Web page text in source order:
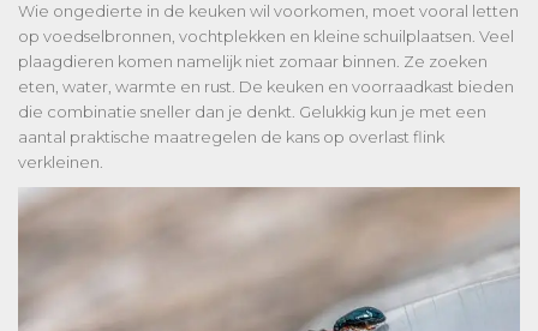
Wie ongedierte in de keuken wil voorkomen, moet vooral letten
op voedselbronnen, vochtplekken en kleine schuilplaatsen. Veel
plaagdieren komen namelijk niet zomaar binnen. Ze zoeken
eten, water, warmte en rust. De keuken en voorraadkast bieden
die combinatie sneller dan je denkt. Gelukkig kun je met een
aantal praktische maatregelen de kans op overlast flink
verkleinen.